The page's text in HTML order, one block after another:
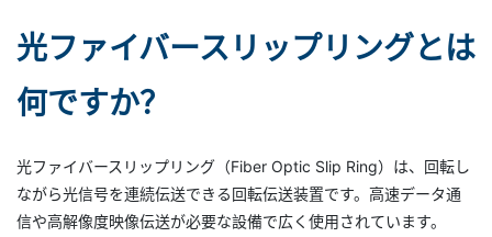
光ファイバースリップリングとは
何ですか？
光ファイバースリップリング（Fiber Optic Slip Ring）は、回転し
ながら光信号を連続伝送できる回転伝送装置です。高速データ通
信や高解像度映像伝送が必要な設備で広く使用されています。